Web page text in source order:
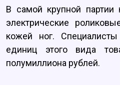
В самой крупной партии
электрические
кожей ног.
единиц этого вида
полумиллиона рублей.